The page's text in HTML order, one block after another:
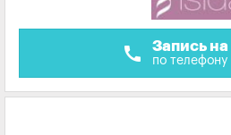
call Запись
по телефону